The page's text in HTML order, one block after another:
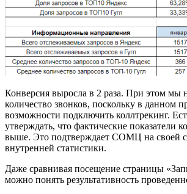
Конверсия выросла в 2 раза. При этом мы
количество звонков, поскольку в данном
возможности подключить коллтрекинг.
утверждать, что фактические показатели
выше. Это подтверждает СОМЦ на своей
внутренней статистики.
Даже сравнивая посещение страницы
можно понять результативность